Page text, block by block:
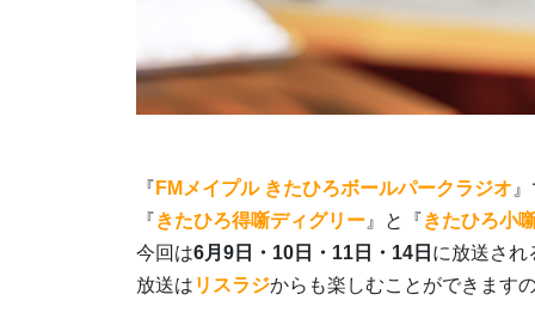
『 FMメイプル きたひろボールパークラジオ
『きたひろ得噺ディグリー 』と『きたひろ小
今回は6月9 日・10日・11日・14日 に放送され
放送は リスラジからも楽しむことができます